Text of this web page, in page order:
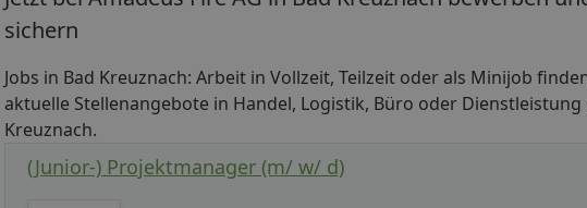
sichern
Jobs in Bad Kreuznach: Arbeit in Vollzeit, Teilzeit oder als Minijob
aktuelle Stellenangebote in Handel, Logistik, Büro oder Dienstleistung
Kreuznach.
(Junior-) Projektmanager (m/ w/ d)